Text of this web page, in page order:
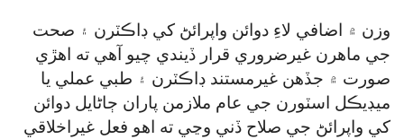
وزن ۾ اضافي لاءِ دوائن واپرائڻ کي ڊاڪٽرن ۽ صحت
جي ماهرن غيرضروري قرار ڏيندي چيو آهي ته اهڙي
صورت ۾ جڏهن غيرمستند ڊاڪٽرن ۽ طبي عملي يا
ميڊيڪل اسٽورن جي عام ملازمن پاران ڄاڻايل دوائن
کي واپرائڻ جي صلاح ڏني وڃي ته اهو فعل غيراخلاقي